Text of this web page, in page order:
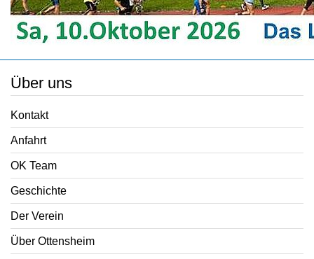
Über uns
Kontakt
Anfahrt
OK Team
Geschichte
Der Verein
Über Ottensheim